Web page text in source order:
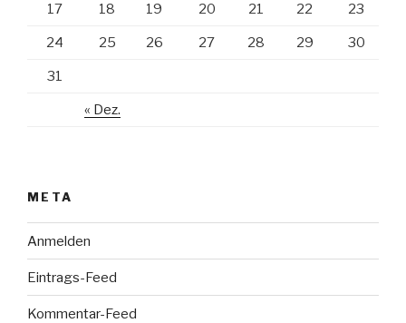
« Dez.
17 18 19 20 21 22 23
24 25 26 27 28 29 30
31
META
Anmelden
Eintrags-Feed
Kommentar-Feed